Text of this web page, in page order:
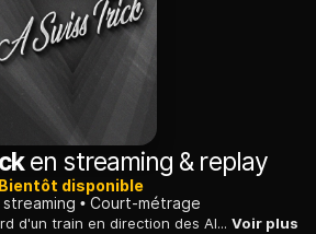
en streaming & replay
Bientôt disponible
streaming
Court-métrage
Tom et Jerry sont à bord d'un train en direction des Alpes suisses. Lorsque leur train tombe en panne, ils sont repérés par un Saint-Bernard qui vient ravitailler le moteur. Le train rejoint finalement les Alpes, mais sans les deux amis. Voir plus